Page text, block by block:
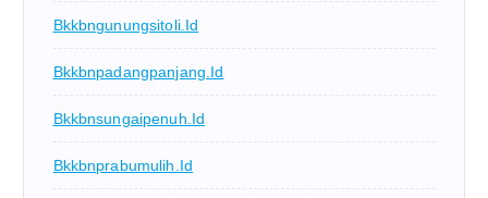
Bkkbngunungsitoli.id
Bkkbnpadangpanjang.id
Bkkbnsungaipenuh.id
Bkkbnprabumulih.id